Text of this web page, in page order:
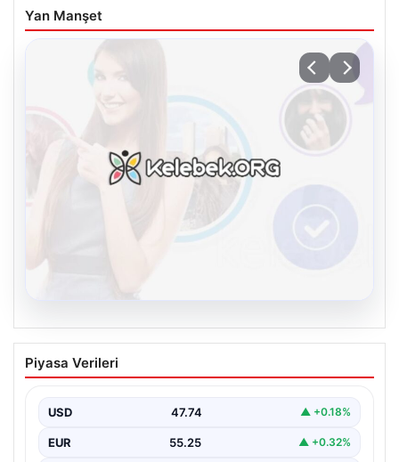
Yan Manşet
Kelebek sohbet platformu İle Dijital
İletişimin Güvenli Adresi Ve Chat
İnternet çağında insanların güvenli bir biçimde bağlantı
Piyasa Verileri
USD 47.74 ▲ +0.18%
EUR 55.25 ▲ +0.32%